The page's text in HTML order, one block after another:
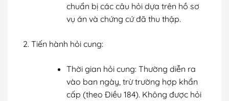
chuẩn bị các câu hỏi dựa trên hồ sơ
vụ án và chứng cứ đã thu thập.
Tiến hành hỏi cung:
Thời gian hỏi cung: Thường diễn ra
vào ban ngày, trừ trường hợp khẩn
cấp (theo Điều 184). Không được hỏi